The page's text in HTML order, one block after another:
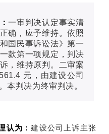
一审判决认定事实清
确，应予维持。依照
国民事诉讼法》第一
款第一项规定，判决
，维持原判。二审案
元，由建设公司
本判决为终审判决。
认为：建设公司上诉主张